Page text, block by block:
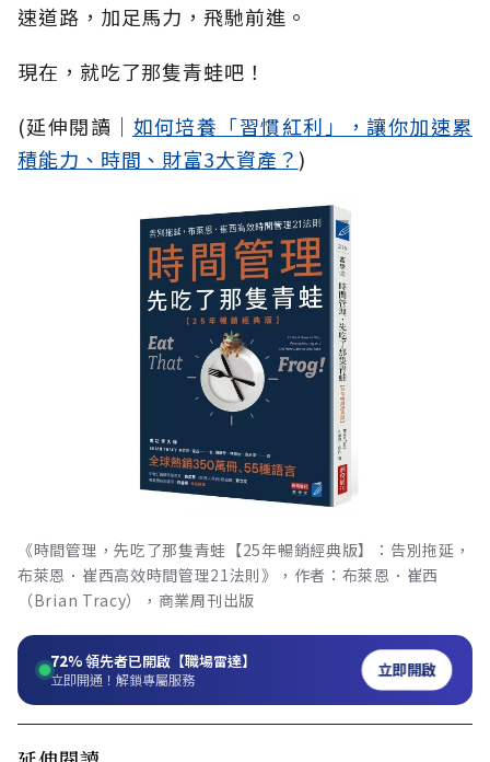
速道路，加足馬力，飛馳前進。
現在，就吃了那隻青蛙吧！
(延伸閱讀│ 如何培養「習慣紅利」，讓你加速累
積能力、時間、財富3大資產？ )
《時間管理，先吃了那隻青蛙【25年暢銷經典版】：告別拖延，
布萊恩．崔西高效時間管理21法則》，作者：布萊恩．崔西
（Brian Tracy），商業周刊出版
72%領先者已開啟【職場雷達】
立即開通！解鎖專屬服務 立即開啟